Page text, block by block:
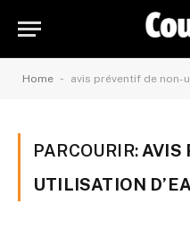
Home - avis préventif de non-
PARCOURIR: AVIS
UTILISATION